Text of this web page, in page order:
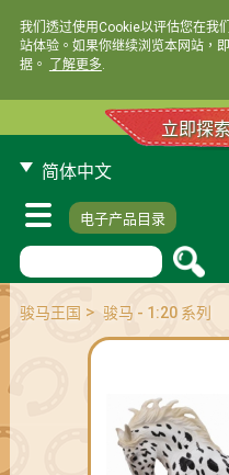
我们透过使用Cookie以评估您在我
站体验。如果你继续浏览本网站，
据。
了解更多.
立即探
简体中文
电子产品目录
骏马王国 > 骏马 - 1:20 系列